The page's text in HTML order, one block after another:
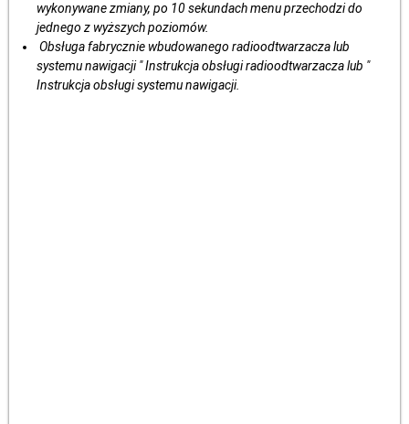
wykonywane zmiany, po 10 sekundach menu przechodzi do
jednego z wyższych poziomów.
Obsługa fabrycznie wbudowanego radioodtwarzacza lub
systemu nawigacji " Instrukcja obsługi radioodtwarzacza lub "
Instrukcja obsługi systemu nawigacji.